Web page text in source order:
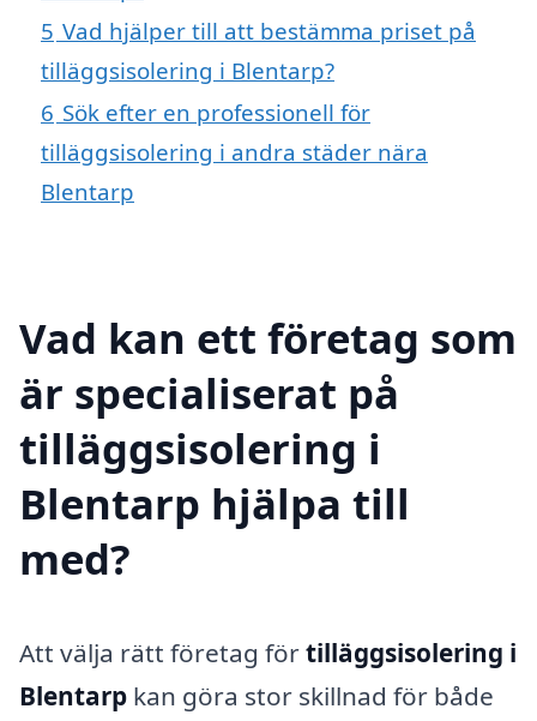
5 Vad hjälper till att bestämma priset på
tilläggsisolering i Blentarp?
6 Sök efter en professionell för
tilläggsisolering i andra städer nära
Blentarp
Vad kan ett företag som
är specialiserat på
tilläggsisolering i
Blentarp hjälpa till
med?
Att välja rätt företag förtilläggsisolering i
Blentarp kan göra stor skillnad för både